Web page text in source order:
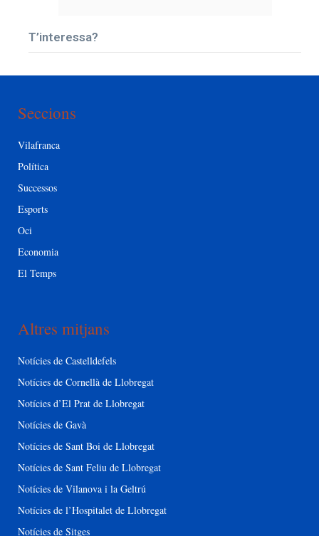
T’interessa?
Seccions
Vilafranca
Política
Successos
Esports
Oci
Economia
El Temps
Altres mitjans
Notícies de Castelldefels
Notícies de Cornellà de Llobregat
Notícies d’El Prat de Llobregat
Notícies de Gavà
Notícies de Sant Boi de Llobregat
Notícies de Sant Feliu de Llobregat
Notícies de Vilanova i la Geltrú
Notícies de l’Hospitalet de Llobregat
Notícies de Sitges